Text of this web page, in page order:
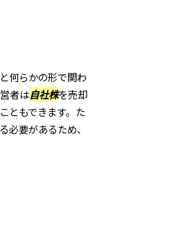
何らかの形で関わ
者は自社株を売却
ともできます。た
要があるため、